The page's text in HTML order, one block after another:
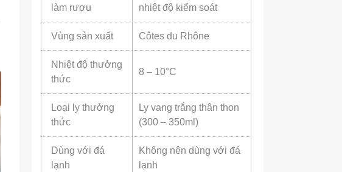
làm rượu
nhiệt độ kiểm soát
Vùng sản xuất Côtes du Rhône
Nhiệt độ thưởng
thức
8 – 10°C
Loại ly thưởng
thức
Ly vang trắng thân thon
(300 – 350ml)
Dùng với đá
lạnh
Không nên dùng với đá
lạnh